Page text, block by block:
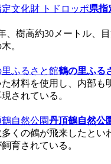
県指
、樹高約30メートル、
。
鶴の里ふる
材料を使用し、内部も
されている。
丹頂鶴自然公
くの鶴が飛来したとい
育されている。